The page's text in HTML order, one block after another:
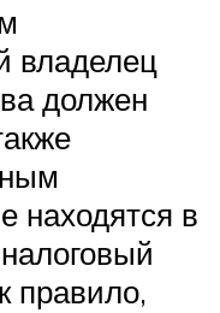
владелец
должен
находятся в
правило,